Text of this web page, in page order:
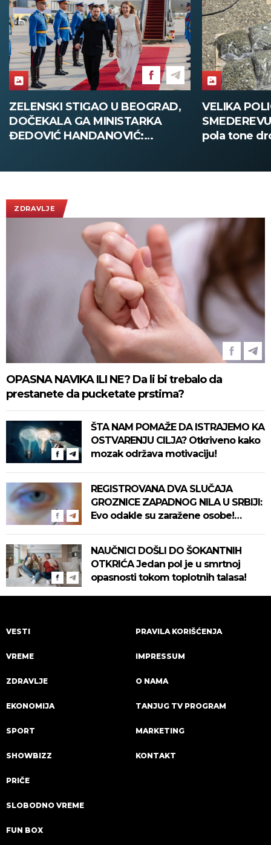
ZELENSKI STIGAO U BEOGRAD,
DOČEKALA GA MINISTARKA
ĐEDOVIĆ HANDANOVIĆ:
VELIKA
pola tone
ZDRAVLJE
OPASNA NAVIKA ILI NE? Da li bi trebalo da
prestanete da pucketate prstima?
ŠTA NAM POMAŽE DA ISTRAJEMO KA
OSTVARENJU CILJA? Otkriveno kako
mozak održava motivaciju!
REGISTROVANA DVA SLUČAJA
GROZNICE ZAPADNOG NILA U SRBIJI:
Evo odakle su zaražene osobe!
NAUČNICI DOŠLI DO ŠOKANTNIH
OTKRIĆA Jedan pol je u smrtnoj
opasnosti tokom toplotnih talasa!
VESTI
VREME
ZDRAVLJE
EKONOMIJA
SPORT
SHOWBIZZ
PRIČE
SLOBODNO VREME
FUN BOX
PRAVILA KORIŠĆENJA
IMPRESSUM
O NAMA
TANJUG TV PROGRAM
MARKETING
KONTAKT